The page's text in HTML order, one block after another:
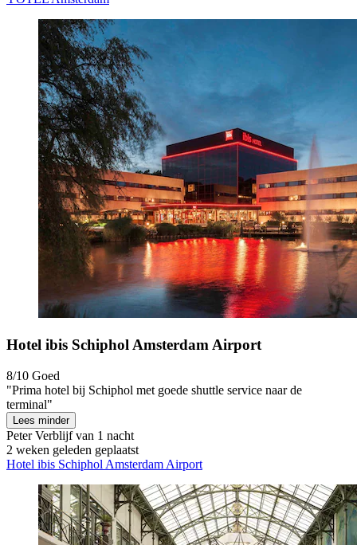
Hotel ibis Schiphol Amsterdam Airport
8/10 Goed
"Prima hotel bij Schiphol met goede shuttle service naar de
terminal"
Lees minder
PeterVerblijf van 1 nacht
2 weken geleden geplaatst
Hotel ibis Schiphol Amsterdam Airport